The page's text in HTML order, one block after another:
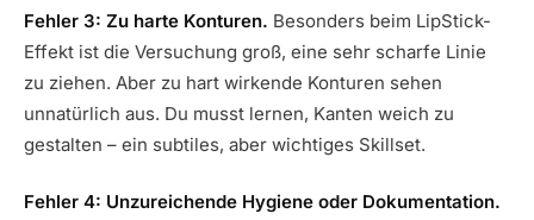
Fehler 3: Zu harte Konturen. Besonders beim LipStick-
Effekt ist die Versuchung groß, eine sehr scharfe Linie
zu ziehen. Aber zu hart wirkende Konturen sehen
unnatürlich aus. Du musst lernen, Kanten weich zu
gestalten – ein subtiles, aber wichtiges Skillset.
Fehler 4: Unzureichende Hygiene oder Dokumentation.